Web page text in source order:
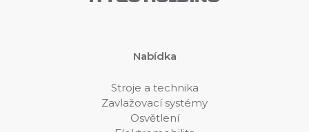
Nabídka
Stroje a technika
Zavlažovací systémy
Osvětlení